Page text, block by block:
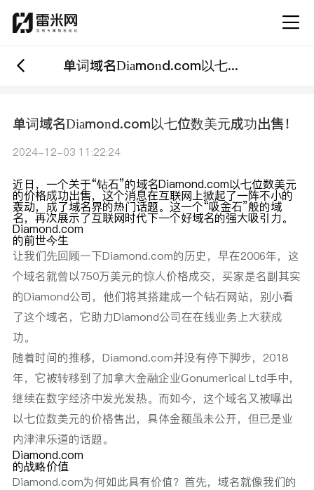
单词域名Diamond.com以七位数美元成功出售！
单词域名Diamond.com以七位数美元成功出售！
2024-12-03 11:22:24
近日， 一个关于“钻石”的域名Diamond.com以七位数美元
的价格成功出售，这个消息在互联网上掀起了一阵不小的
轰动，成了域名界的热门话题。这一个“吸金石”般的域
名，再次展示了互联网时代下一个好域名的强大吸引力。
Diamond.com
的前世今生
让我们先回顾一下Diamond.com的历史，早在2006年，这
个域名就曾以750万美元的惊人价格成交，买家是名副其实
的Diamond公司，他们将其搭建成一个钻石网站， 别小看
了这个域名，它助力Diamond公司在在线业务上大获成
功。
随着时间的推移，Diamond.com并没有停下脚步，2018
年，它被转移到了加拿大金融企业Gonumerical Ltd手中，
继续在数字经济中发光发热。而如今，这个域名又被曝出
以七位数美元的价格售出，具体金额虽未公开，但已是业
内津津乐道的话题。
Diamond.com
的战略价值
Diamond.com为何如此具有价值？首先，域名就像我们的